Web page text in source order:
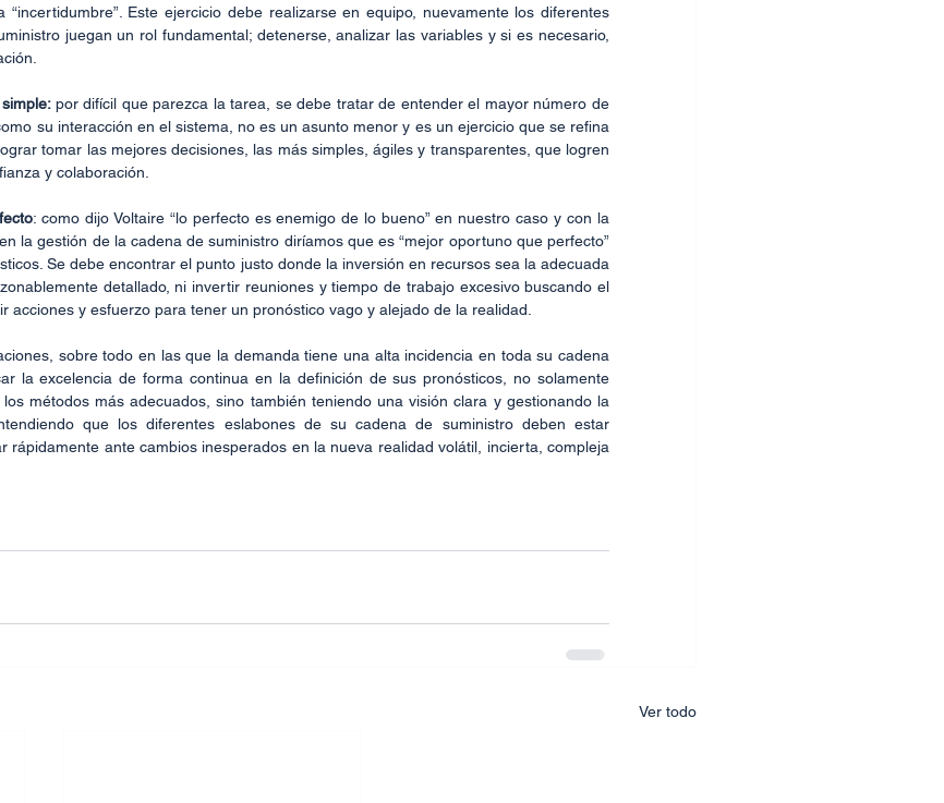
“incertidumbre”. Este ejercicio debe realizarse en equipo, nuevamente los diferentes
juegan un rol fundamental; detenerse, analizar las variables y si es necesario,
por difícil que parezca la tarea, se debe tratar de entender el mayor número de
su interacción en el sistema, no es un asunto menor y es un ejercicio que se refina
tomar las mejores decisiones, las más simples, ágiles y transparentes, que logren
y colaboración.
: como dijo Voltaire “lo perfecto es enemigo de lo bueno” en nuestro caso y con la
la gestión de la cadena de suministro diríamos que es “mejor oportuno que perfecto”
Se debe encontrar el punto justo donde la inversión en recursos sea la adecuada
detallado, ni invertir reuniones y tiempo de trabajo excesivo buscando el
acciones y esfuerzo para tener un pronóstico vago y alejado de la realidad.
sobre todo en las que la demanda tiene una alta incidencia en toda su cadena
la excelencia de forma continua en la definición de sus pronósticos, no solamente
métodos más adecuados, sino también teniendo una visión clara y gestionando la
que los diferentes eslabones de su cadena de suministro deben estar
rápidamente ante cambios inesperados en la nueva realidad volátil, incierta, compleja
Ver todo